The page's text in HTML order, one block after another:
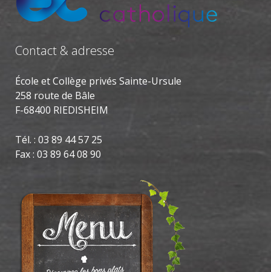
Contact & adresse
École et Collège privés Sainte-Ursule
258 route de Bâle
F-68400 RIEDISHEIM
Tél. : 03 89 44 57 25
Fax : 03 89 64 08 90